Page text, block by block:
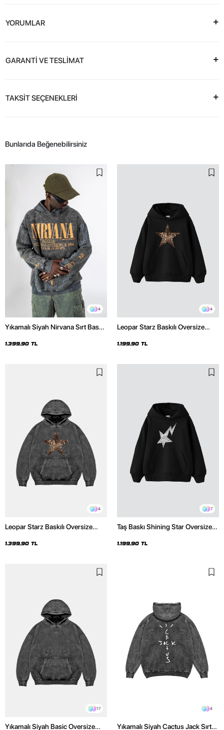
YORUMLAR
GARANTİ VE TESLİMAT
TAKSİT SEÇENEKLERİ
Bunlarıda Beğenebilirsiniz
4
Yıkamalı Siyah Nirvana Sırt Baskılı
1.399,90 TL
4
Leopar Starz Baskılı Oversize
1.199,90 TL
4
Leopar Starz Baskılı Oversize
Hoodie
1.399,90 TL
7
Taş Baskı Shining Star Oversize
1.199,90 TL
17
Yıkamalı Siyah Basic Oversize
4
Yıkamalı Siyah Cactus Jack Sırt